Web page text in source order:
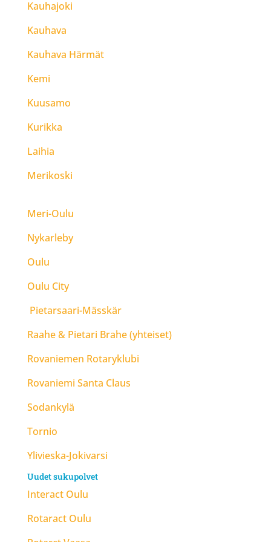
Kauhajoki
Kauhava
Kauhava Härmät
Kemi
Kuusamo
Kurikka
Laihia
Merikoski
Meri-Oulu
Nykarleby
Oulu
Oulu City
Pietarsaari-Mässkär
Raahe & Pietari Brahe (yhteiset)
Rovaniemen Rotaryklubi
Rovaniemi Santa Claus
Sodankylä
Tornio
Ylivieska-Jokivarsi
Uudet sukupolvet
Interact Oulu
Rotaract Oulu